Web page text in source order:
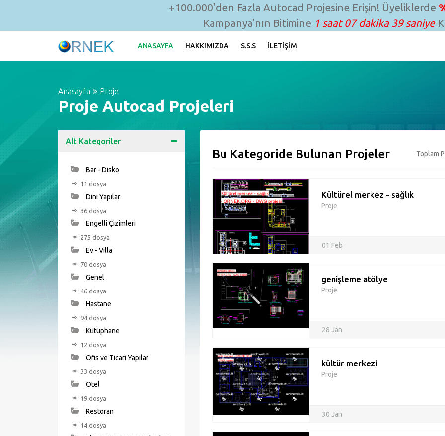
+100.000'den Fazla Autocad Projesine Erişin! Üyeliklerde
Kampanya'nın Bitimine 1 saat 07 dakika 38 saniye
ANASAYFA HAKKIMIZDA S.S.S İLETIŞIM
Anasayfa Proje
Proje Autocad Projeleri
Alt Kategoriler
Bar - Disko
11 dosya
Dini Yapılar
36 dosya
Engelli Çizimleri
275 dosya
Ev - Villa
70 dosya
Genel
46 dosya
Hastane
94 dosya
Kütüphane
12 dosya
Ofis ve Ticari Yapılar
33 dosya
Otel
19 dosya
Restoran
14 dosya
Bu Kategoride Bulunan Projeler Toplam
Kültürel merkez - sağlık
Proje
01 Feb
genişleme atölye
Proje
28 Jan
kültür merkezi
Proje
30 Jan